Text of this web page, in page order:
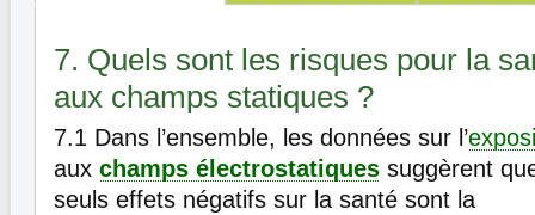
7. Quels sont les risques pour la
aux champs statiques ?
7.1 Dans l’ensemble, les données sur l’
aux champs électrostatiques suggèrent
seuls effets négatifs sur la santé sont la